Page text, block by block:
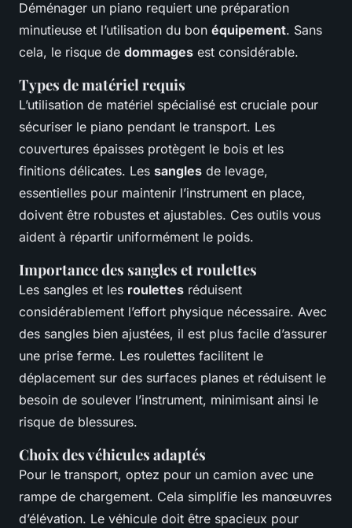
Déménager un piano requiert une préparation
minutieuse et l’utilisation du bon équipement. Sans
cela, le risque de dommages est considérable.
Types de matériel requis
L’utilisation de matériel spécialisé est cruciale pour
sécuriser le piano pendant le transport. Les
couvertures épaisses protègent le bois et les
finitions délicates. Les sangles de levage,
essentielles pour maintenir l’instrument en place,
doivent être robustes et ajustables. Ces outils vous
aident à répartir uniformément le poids.
Importance des sangles et roulettes
Les sangles et les roulettes réduisent
considérablement l’effort physique nécessaire. Avec
des sangles bien ajustées, il est plus facile d’assurer
une prise ferme. Les roulettes facilitent le
déplacement sur des surfaces planes et réduisent le
besoin de soulever l’instrument, minimisant ainsi le
risque de blessures.
Choix des véhicules adaptés
Pour le transport, optez pour un camion avec une
rampe de chargement. Cela simplifie les manœuvres
d’élévation. Le véhicule doit être spacieux pour